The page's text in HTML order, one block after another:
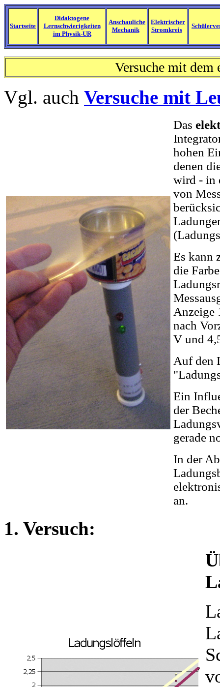
Startseite
Didaktogene
Lernschwierigkeiten
im Physik-UR
Anschauliche
Mechanik
Elektrischer
Stromkreis
Versuche mit dem
Vgl. auch Versuche mit
Das
hohen
denen
wird - in
von
Es kann
die
Anzeige
nach
V und
Auf den
Ein
der
gerade
In der
an.
1. Versuch: